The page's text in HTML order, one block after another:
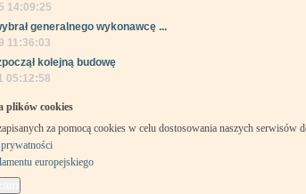
14:09:25
generalnego wykonawcę ...
11:36:03
kolejną budowę
05:12:58
plików cookies
za pomocą cookies w celu dostosowania naszych
europejskiego